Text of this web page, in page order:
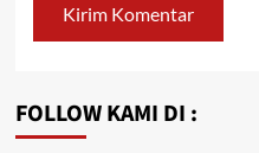
FOLLOW KAMI DI :